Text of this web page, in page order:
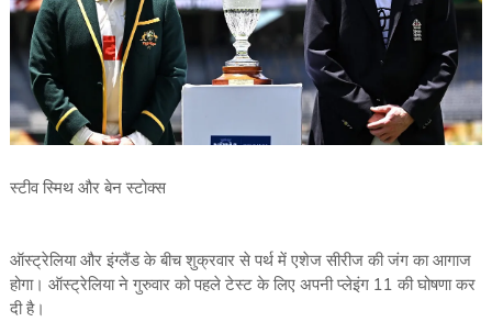
स्‍टीव स्मिथ और बेन स्‍टोक्‍स
ऑस्‍ट्रेलिया और इंग्‍लैंड के बीच शुक्रवार से पर्थ में एशेज सीरीज की जंग का आगाज
होगा। ऑस्‍ट्रेलिया ने गुरुवार को पहले टेस्‍ट के लिए अपनी प्‍लेइंग 11 की घोषणा कर
दी है।